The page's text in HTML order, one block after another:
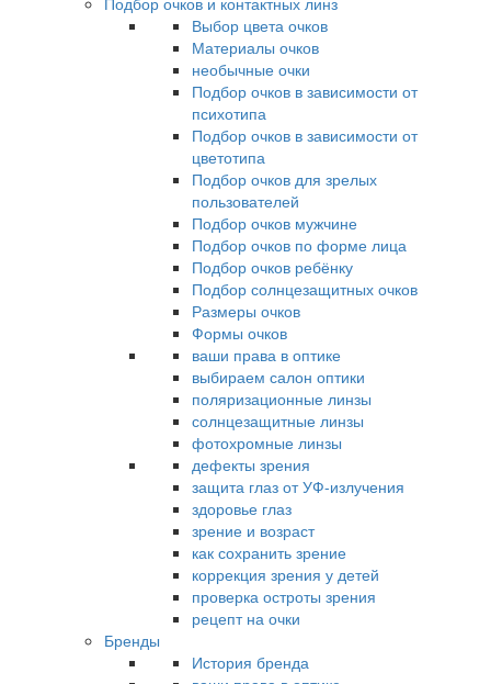
Выбор цвета очков
Материалы очков
необычные очки
Подбор очков в зависимости от
психотипа
Подбор очков в зависимости от
цветотипа
Подбор очков для зрелых
пользователей
Подбор очков мужчине
Подбор очков по форме лица
Подбор очков ребёнку
Подбор солнцезащитных очков
Размеры очков
Формы очков
ваши права в оптике
выбираем салон оптики
поляризационные линзы
солнцезащитные линзы
фотохромные линзы
дефекты зрения
защита глаз от УФ-излучения
здоровье глаз
зрение и возраст
как сохранить зрение
коррекция зрения у детей
проверка остроты зрения
рецепт на очки
Бренды
История бренда